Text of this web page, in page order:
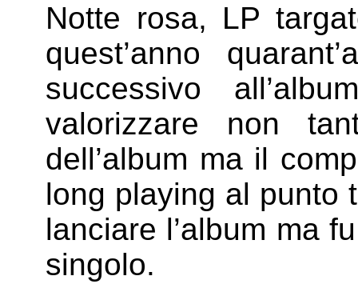
Notte rosa, LP
quest’anno
successivo
valorizzare non
dell’album ma il
long playing al punto
lanciare l’album ma
singolo.